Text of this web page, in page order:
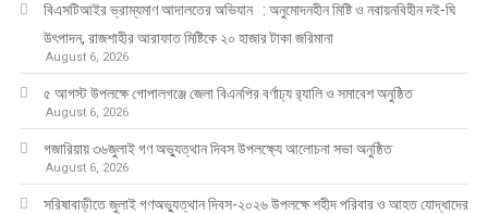
বিএসটিআইর ভ্রাম্যমাণ আদালতের অভিযান : অনুমোদনহীন মিষ্টি ও নবায়নবিহীন দই-ঘি
উৎপাদন, রাজশাহীর আরাফাত মিষ্টিকে ২০ হাজার টাকা জরিমানা
August 6, 2026
৫ আগস্ট উপলক্ষে গোপালগঞ্জে জেলা বিএনপির বর্ণাঢ্য র‍্যালি ও সমাবেশ অনুষ্ঠিত
August 6, 2026
গজারিয়ায় ৩৬জুলাই গণ অভ্যুত্থান দিবস উপলক্ষ্যে আলোচনা সভা অনুষ্ঠিত
August 6, 2026
সরিষাবাড়ীতে জুলাই গণঅভ্যুত্থান দিবস-২০২৬ উপলক্ষে শহীদ পরিবার ও আহত যোদ্ধাদের